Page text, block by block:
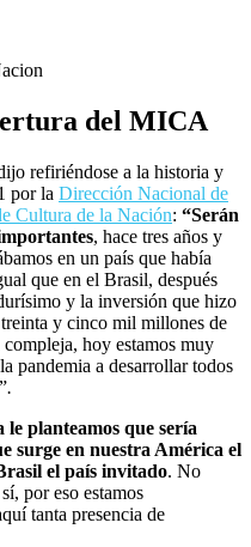
del MICA
refiriéndose a la historia y
por la Dirección Nacional de
Cultura de la Nación: “Serán
, hace tres años y
en un país que había
que en el Brasil, después
y la inversión que hizo
y cinco mil millones de
compleja, hoy estamos muy
pandemia a desarrollar todos
.
planteamos que sería
surge en nuestra América el
el país invitado. No
por eso estamos
tanta presencia de